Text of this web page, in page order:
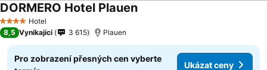
4 Počet hvězdiček
Hotel
DORMERO Hotel PlauenUkázat ceny
8,5 Vynikající 3 615 Plauen
Pro zobrazení přesných cen vyberte
Ukázat ceny